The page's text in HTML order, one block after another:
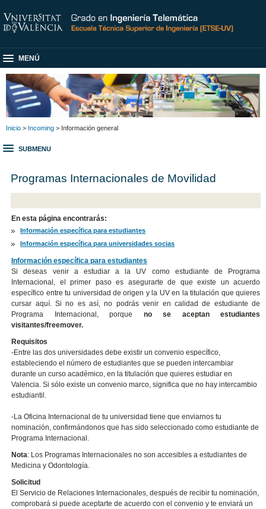
MENÚ
Inicio > Incoming > Información general
SUBMENU
Programas Internacionales de Movilidad
En esta página encontrarás:
Información específica para estudiantes
Información específica para universidades socias
Información específica para estudiantes
Si deseas venir a estudiar a la UV como estudiante de Programa
Internacional, el primer paso es asegurarte de que existe un acuerdo
específico entre tu universidad de origen y la UV en la titulación que quieres
cursar aquí. Si no es así, no podrás venir en calidad de estudiante de
Programa Internacional, porque no se aceptan estudiantes
visitantes/freemover.
Requisitos
-Entre las dos universidades debe existir un convenio específico,
estableciendo el número de estudiantes que se pueden intercambiar
durante un curso académico, en la titulación que quieres estudiar en
Valencia. Si sólo existe un convenio marco, significa que no hay intercambio
estudiantil.
-La Oficina Internacional de tu universidad tiene que enviarnos tu
nominación, confirmándonos que has sido seleccionado como estudiante de
Programa Internacional.
Nota: Los Programas Internacionales no son accesibles a estudiantes de
Medicina y Odontología.
Solicitud
El Servicio de Relaciones Internacionales, después de recibir tu nominación,
comprobará si puede aceptarte de acuerdo con el convenio y te enviará un